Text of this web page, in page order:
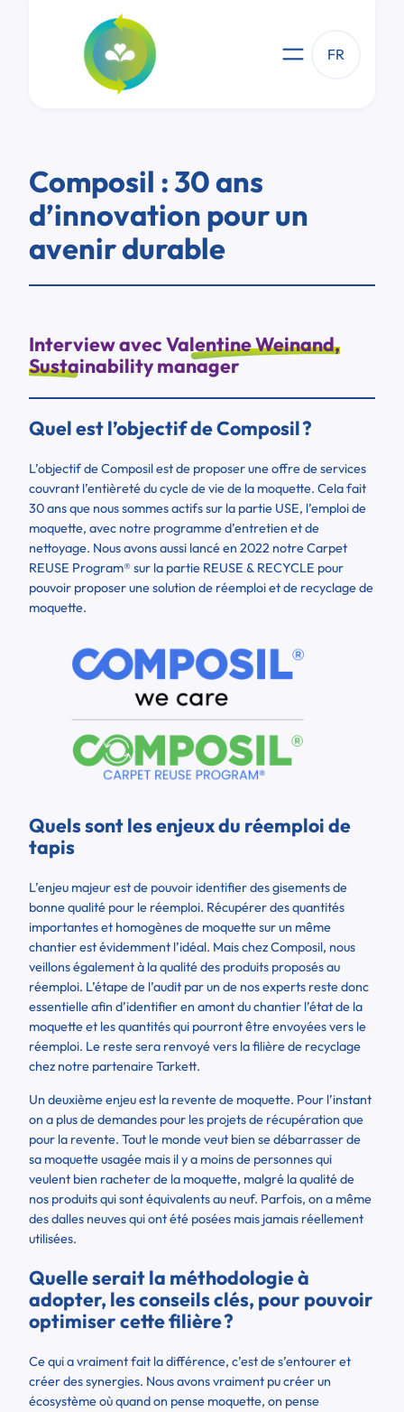
FR
Composil : 30 ans
d’innovation pour un
avenir durable
Interview avec Valentine Weinand,
Sustainability manager
Quel est l’objectif de Composil?
L’objectif de Composil est de proposer une offre de services
couvrant l’entièreté du cycle de vie de la moquette. Cela fait
30 ans que nous sommes actifs sur la partie USE, l’emploi de
moquette, avec notre programme d’entretien et de
nettoyage. Nous avons aussi lancé en 2022 notreCarpet
REUSE Program®sur la partie REUSE & RECYCLE pour
pouvoir proposer une solution de réemploi et de recyclage de
moquette.
Quels sont les enjeux du réemploi de
tapis
L’enjeu majeur est de pouvoir identifier des gisements de
bonne qualité pour le réemploi. Récupérer des quantités
importantes et homogènes de moquette sur un même
chantier est évidemment l’idéal. Mais chez Composil, nous
veillons également à la qualité des produits proposés au
réemploi. L’étape de l’audit par un de nos experts reste donc
essentielle afin d’identifier en amont du chantier l’état de la
moquette et les quantités qui pourront être envoyées vers le
réemploi. Le reste sera renvoyé vers la filière de recyclage
chez notre partenaire Tarkett.
Un deuxième enjeu est la revente de moquette. Pour l’instant
on a plus de demandes pour les projets de récupération que
pour la revente. Tout le monde veut bien se débarrasser de
sa moquette usagée mais il y a moins de personnes qui
veulent bien racheter de la moquette, malgré la qualité de
nos produits qui sont équivalents au neuf. Parfois, on a même
des dalles neuves qui ont été posées mais jamais réellement
utilisées.
Quelle serait la méthodologie à
adopter, les conseils clés, pour pouvoir
optimiser cette filière ?
Ce qui a vraiment fait la différence, c’est de s’entourer et
créer des synergies. Nous avons vraiment pu créer un
écosystème où quand on pense moquette, on pense